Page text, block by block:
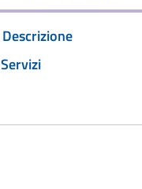
Descrizione
Servizi